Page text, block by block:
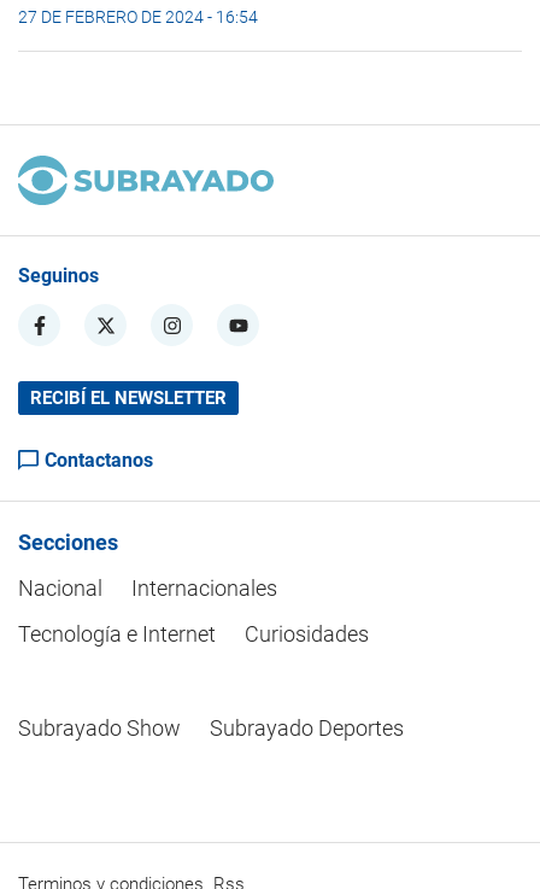
27 DE FEBRERO DE 2024 - 16:54
Seguinos
RECIBÍ EL NEWSLETTER
Contactanos
Secciones
Nacional
Internacionales
Tecnología e Internet
Curiosidades
Subrayado Show Subrayado Deportes
Terminos y condiciones Rss